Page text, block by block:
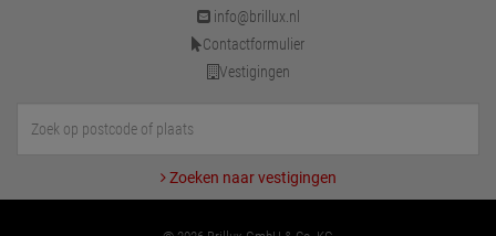
info@brillux.nl
Contactformulier
Vestigingen
Zoeken naar vestigingen